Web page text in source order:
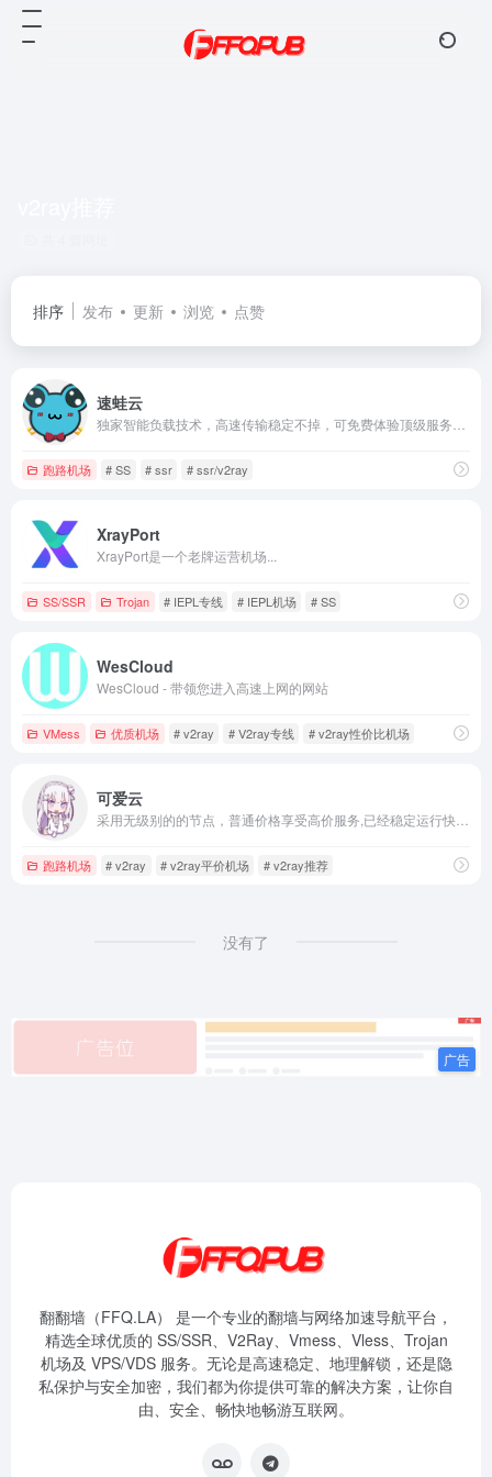
排序 发布 更新 浏览 点赞
速蛙云
跑路机场 # SS # ssr # ssr/v2ray
XrayPort
XrayPort是一个老牌运营机场...
SS/SSR Trojan # IEPL专线 # IEPL机场 # SS
WesCloud
WesCloud - 带领您进入高速上网的网站
VMess 优质机场 # v2ray # V2ray专线 # v2ray性价比机场
可爱云
跑路机场 # v2ray # v2ray平价机场 # v2ray推荐
没有了
翻翻墙（FFQ.LA） 是一个专业的翻墙与网络加速导航平台，
精选全球优质的 SS/SSR、V2Ray、Vmess、Vless、Trojan
机场及 VPS/VDS 服务。无论是高速稳定、地理解锁，还是隐
私保护与安全加密，我们都为你提供可靠的解决方案，让你自
由、安全、畅快地畅游互联网。